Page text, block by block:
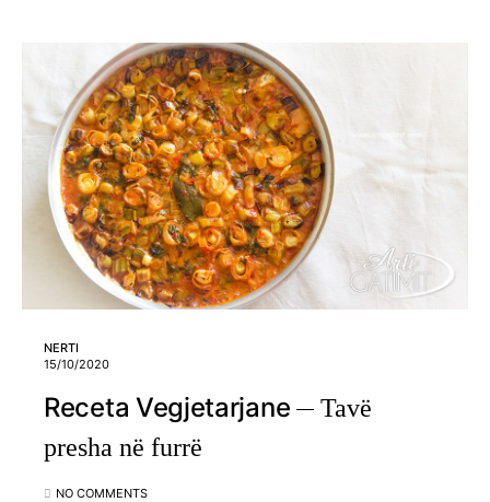
NERTI
15/10/2020
Receta Vegjetarjane
Tavë
presha në furrë
NO COMMENTS